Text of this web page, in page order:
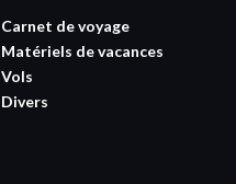
Carnet de voyage
Matériels de vacances
Vols
Divers